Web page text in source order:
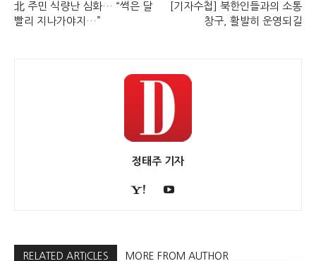
北 주민 식량난 심화… “썩은 달
빨리 지나가야지…”
[기자수첩] 북한인들과의 소통
창구, 활발히 운영되길
정태주 기자
RELATED ARTICLES MORE FROM AUTHOR